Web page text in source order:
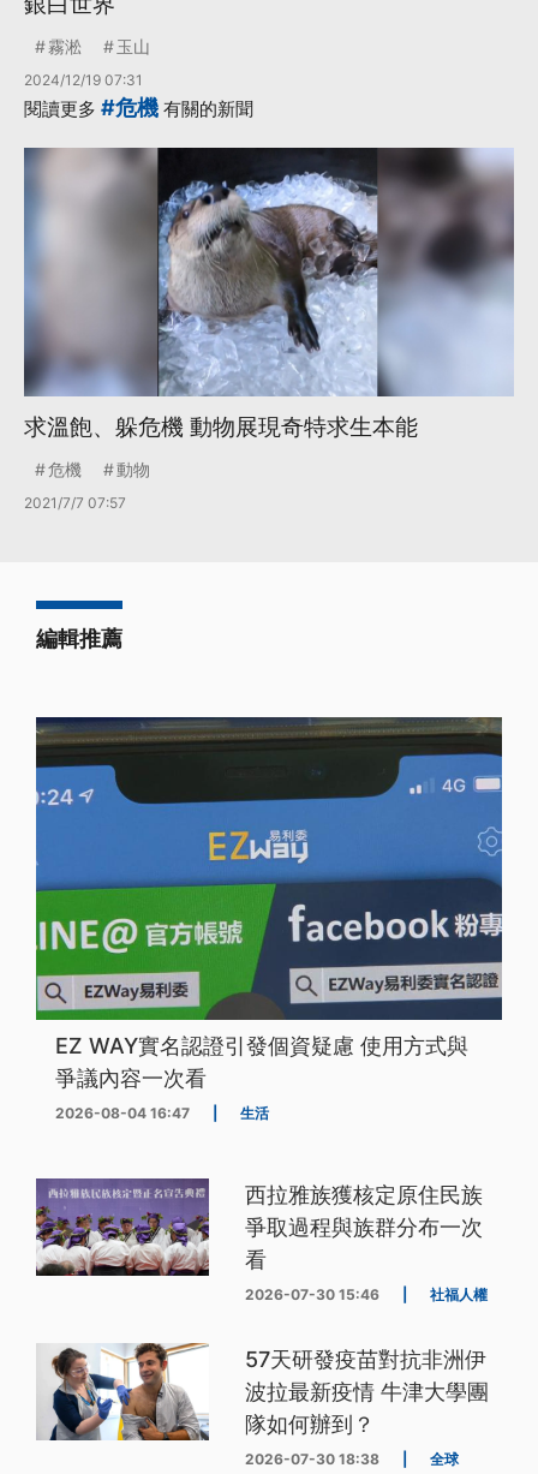
霧淞 玉山
2024/12/19 07:31
閱讀更多 #危機 有關的新聞
求溫飽、躲危機 動物展現奇特求生本能
危機 動物
2021/7/7 07:57
編輯推薦
EZ WAY實名認證引發個資疑慮 使用方式與
爭議內容一次看
2026-08-04 16:47 生活
西拉雅族獲核定原住民族
爭取過程與族群分布一次
看
2026-07-30 15:46 社福人權
57天研發疫苗對抗非洲伊
波拉最新疫情 牛津大學團
隊如何辦到？
2026-07-30 18:38 全球